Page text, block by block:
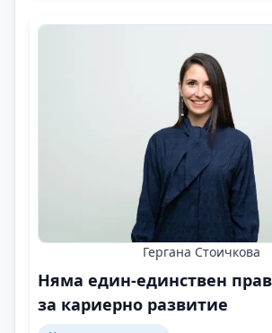
Гергана Стоичкова
Няма един-единствен
за кариерно развитие